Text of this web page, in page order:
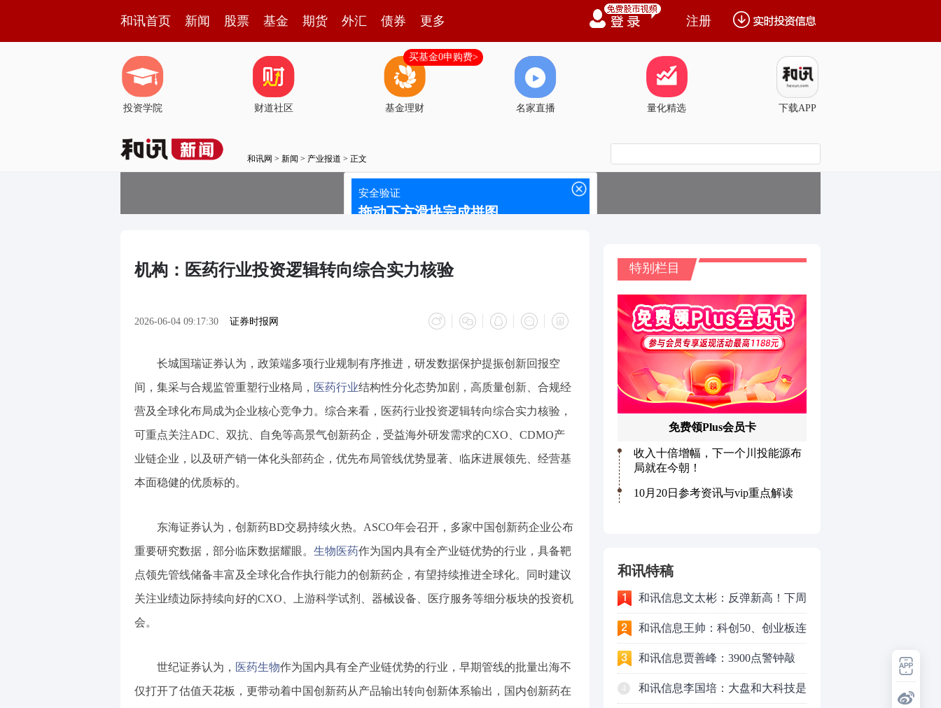
和讯首页 新闻 股票 基金 期货 外汇 债券 更多 注册
投资学院 财道社区 基金理财
买基金0申购费>
名家直播 量化精选 下载APP
和讯网 > 新闻 > 产业报道 > 正文
机构：医药行业投资逻辑转向综合实力核验
2026-06-04 09:17:30 证券时报网
长城国瑞证券认为，政策端多项行业规制有序推进，研发数据保护提振创新回报空
间，集采与合规监管重塑行业格局， 医药行业结构性分化态势加剧，高质量创新、合规经
营及全球化布局成为企业核心竞争力。综合来看，医药行业投资逻辑转向综合实力核验，
可重点关注ADC、双抗、自免等高景气创新药企，受益海外研发需求的CXO、CDMO产
业链企业，以及研产销一体化头部药企，优先布局管线优势显著、临床进展领先、经营基
本面稳健的优质标的。
东海证券认为，创新药BD交易持续火热。ASCO年会召开，多家中国创新药企业公布
重要研究数据，部分临床数据耀眼。 生物医药作为国内具有全产业链优势的行业，具备靶
点领先管线储备丰富及全球化合作执行能力的创新药企，有望持续推进全球化。同时建议
关注业绩边际持续向好的CXO、上游科学试剂、器械设备、医疗服务等细分板块的投资机
会。
世纪证券认为， 医药生物作为国内具有全产业链优势的行业，早期管线的批量出海不
仅打开了估值天花板，更带动着中国创新药从产品输出转向创新体系输出，国内创新药在
和讯特稿
和讯信息文太彬：反弹新高！下周
行情怎么走？
和讯信息王帅：科创50、创业板连
续反弹之后，重要防守线已出现
和讯信息贾善峰：3900点警钟敲
响，主力正在暗中布局！
和讯信息李国培：大盘和大科技是